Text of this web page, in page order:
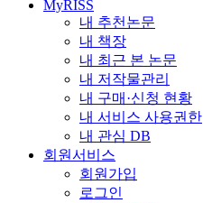
MyRISS
내 추천논문
내 책장
내 최근 본 논문
내 저작물관리
내 구매·신청 현황
내 서비스 사용권한
내 관심 DB
회원서비스
회원가입
로그인